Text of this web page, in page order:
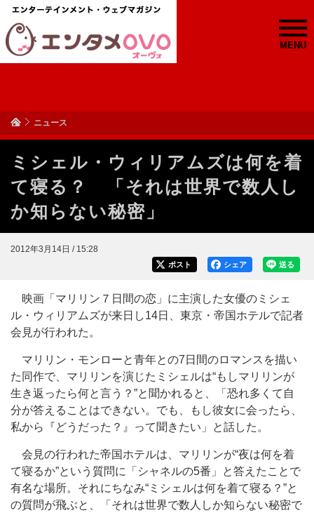
MENU
ニュース
ミシェル・ウィリアムズは何を着
て寝る？ 「それは世界で数人し
か知らない秘密」
2012年3月14日 / 15:28
送る
シェア
ポスト
映画「マリリン７日間の恋」に主演した女優のミシェ
ル・ウィリアムズが来日し14日、東京・帝国ホテルで記者
会見が行われた。
マリリン・モンローと青年との7日間のロマンスを描い
た同作で、マリリンを演じたミシェルは“もしマリリンが
生き返ったら何と言う？”と聞かれると、「恐れ多くて自
分が答えることはできない。でも、もし彼女に会ったら、
私から『どうだった？』って聞きたい」と話した。
会見の行われた帝国ホテルは、マリリンが“夜は何を着
て寝るか”という質問に「シャネルの5番」と答えたことで
有名な場所。それにちなみ“ミシェルは何を着て寝る？”と
の質問が飛ぶと、「それは世界で数人しか知らない秘密で